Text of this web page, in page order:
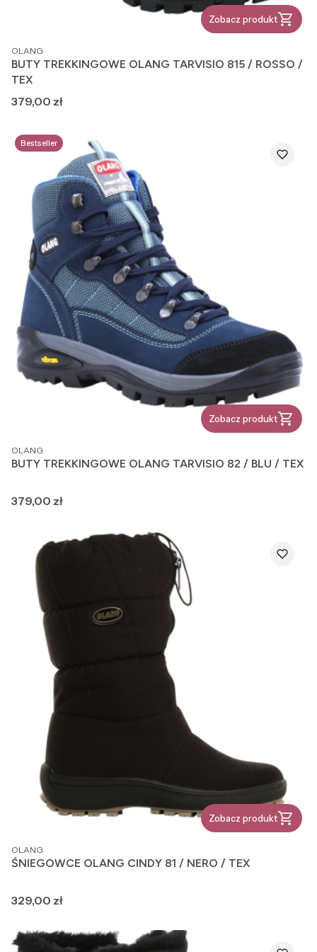
Zobacz produkt
PRODUCENT
OLANG
BUTY TREKKINGOWE OLANG TARVISIO 815 / ROSSO /
TEX
Cena
379,00 zł
Bestseller
Zobacz produkt
PRODUCENT
OLANG
BUTY TREKKINGOWE OLANG TARVISIO 82 / BLU / TEX
Cena
379,00 zł
Zobacz produkt
PRODUCENT
OLANG
ŚNIEGOWCE OLANG CINDY 81 / NERO / TEX
Cena
329,00 zł